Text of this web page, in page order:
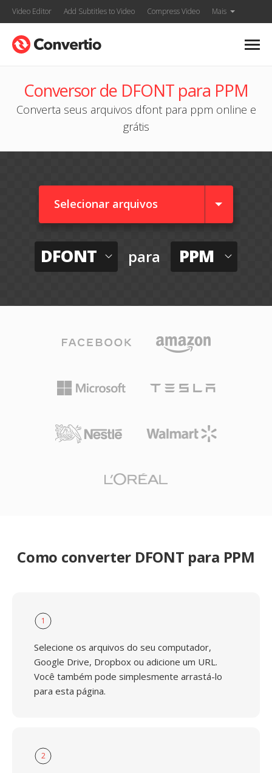
Video Editor Add Subtitles to Video Compress Video Mais
Conversor de DFONT para PPM
Converta seus arquivos dfont para ppm online e
grátis
Selecionar arquivos
DFONT para PPM
Como converter DFONT para PPM
1
Selecione os arquivos do seu computador,
Google Drive, Dropbox ou adicione um URL.
Você também pode simplesmente arrastá-lo
para esta página.
2